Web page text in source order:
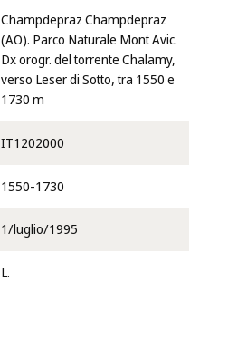
Champdepraz Champdepraz
(AO). Parco Naturale Mont Avic.
Dx orogr. del torrente Chalamy,
verso Leser di Sotto, tra 1550 e
1730 m
IT1202000
1550-1730
1/luglio/1995
L.